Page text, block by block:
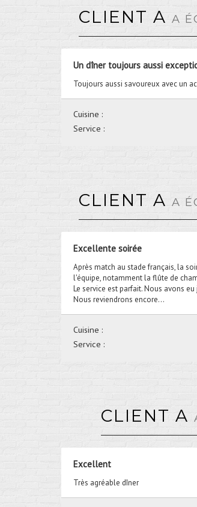
CLIENT A A
Un dîner toujours aussi
Toujours aussi savoureux avec un
Cuisine :
Service :
CLIENT A A
Excellente soirée
Après match au stade français, la
l'équipe, notamment la flûte de
Le service est parfait. Nous avons
Nous reviendrons encore...
Cuisine :
Service :
CLIENT A
Excellent
Très agréable dîner